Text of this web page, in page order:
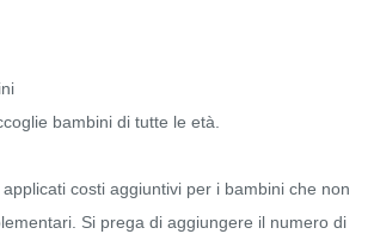
bambini di tutte le età.
costi aggiuntivi per i bambini che non
Si prega di aggiungere il numero di